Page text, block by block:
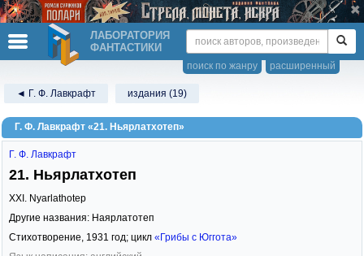
ЛАБОРАТОРИЯ
ФАНТАСТИКИ
расширенный
поиск по жанру
◄ Г. Ф. Лавкрафт издания (19)
Г. Ф. Лавкрафт «21. Ньярлатхотеп»
Г. Ф. Лавкрафт
21. Ньярлатхотеп
XXI. Nyarlathotep
Другие названия: Наярлатотеп
Стихотворение, 1931 год; цикл «Грибы с Юггота»